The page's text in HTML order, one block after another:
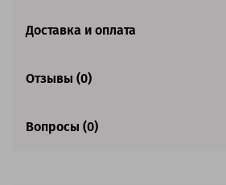
Совместим с аппаратами
Доставка и оплата
Отзывы (0)
Вопросы (0)